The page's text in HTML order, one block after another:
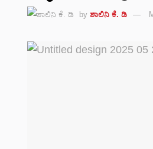
by ಶಾಲಿನಿ ಕೆ. ಡಿ